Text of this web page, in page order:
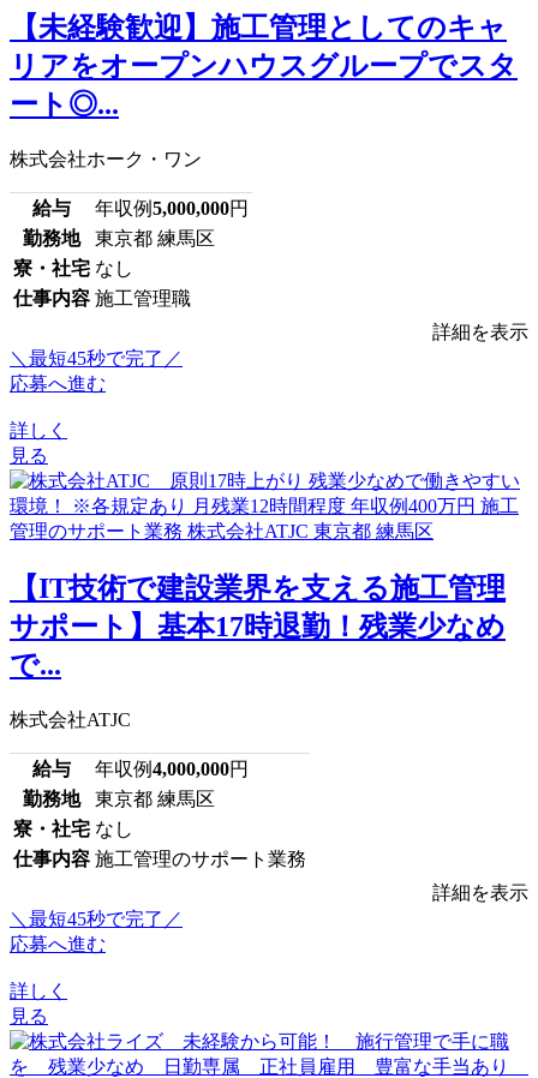
【未経験歓迎】施工管理としてのキャ
リアをオープンハウスグループでスタ
ート◎...
株式会社ホーク・ワン
給与 年収例5,000,000円
勤務地
東京都 練馬区
寮・社宅 なし
仕事内容 施工管理職
詳細を表示
＼最短45秒で完了／
応募へ進む
詳しく
見る
【IT技術で建設業界を支える施工管理
サポート】基本17時退勤！残業少なめ
で...
株式会社ATJC
給与 年収例4,000,000円
勤務地
東京都 練馬区
寮・社宅 なし
仕事内容 施工管理のサポート業務
詳細を表示
＼最短45秒で完了／
応募へ進む
詳しく
見る